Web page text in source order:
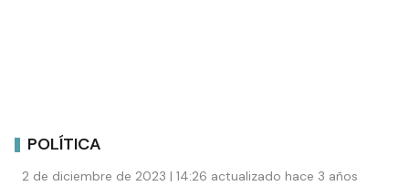
POLÍTICA
2 de diciembre de 2023 | 14:26 actualizado hace 3 años